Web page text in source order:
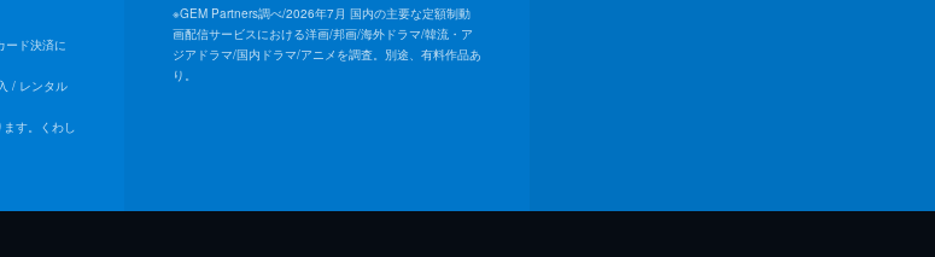
ード決済に
/ レンタル
す。くわし
※GEM Partners調べ/2026年7⽉ 国内の主要な定額制動
画配信サービスにおける洋画/邦画/海外ドラマ/韓流・ア
ジアドラマ/国内ドラマ/アニメを調査。別途、有料作品あ
り。